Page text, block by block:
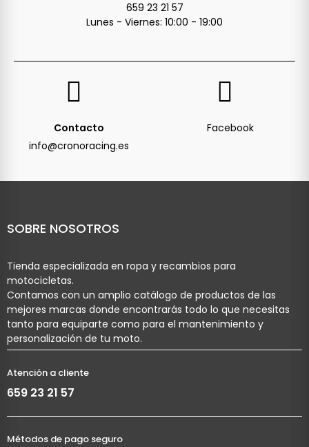
659 23 21 57
Lunes - Viernes: 10:00 - 19:00
Contacto
info@cronoracing.es
Facebook
SOBRE NOSOTROS
Tienda especializada en ropa y recambios para
motocicletas.
Contamos con un amplio catálogo de productos de las
mejores marcas donde encontrarás todo lo que necesitas
tanto para equiparte como para el mantenimiento y
personalización de tu moto.
Atención a cliente
659 23 21 57
Métodos de pago seguro